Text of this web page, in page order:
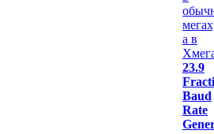
а в
23.9
Baud
Rate